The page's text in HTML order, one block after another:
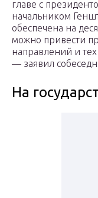
главе с
начальником
обеспечена на
можно привести
направлений и
— заявил
На